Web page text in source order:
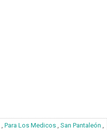
, Para Los Medicos , San Pantaleón ,